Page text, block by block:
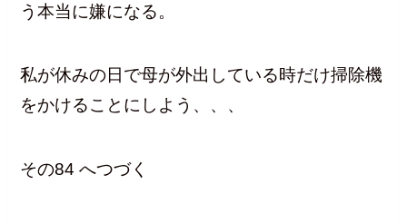
う本当に嫌になる。
私が休みの日で母が外出している時だけ掃除機
をかけることにしよう、、、
その84 へつづく